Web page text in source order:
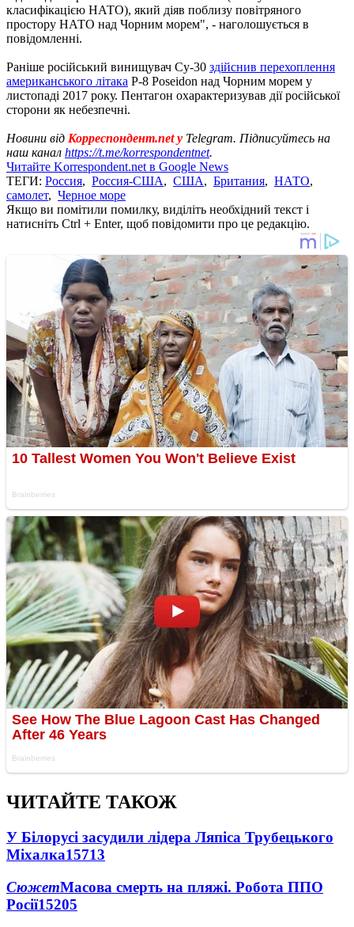
класифікацією НАТО), який діяв поблизу повітряного
простору НАТО над Чорним морем", - наголошується в
повідомленні.
Раніше російський винищувач Су-30 здійснив перехоплення
американського літака P-8 Poseidon над Чорним морем у
листопаді 2017 року. Пентагон охарактеризував дії російської
сторони як небезпечні.
Новини від Корреспондент.net у Telegram. Підписуйтесь на
наш канал https://t.me/korrespondentnet.
Читайте Korrespondent.net в Google News
ТЕГИ: Россия, Россия-США, США, Британия, НАТО,
самолет, Черное море
Якщо ви помітили помилку, виділіть необхідний текст і
натисніть Ctrl + Enter, щоб повідомити про це редакцію.
ЧИТАЙТЕ ТАКОЖ
У Білорусі засудили лідера Ляпіса Трубецького
Міхалка15713
СюжетМасова смерть на пляжі. Робота ППО
Росії15205